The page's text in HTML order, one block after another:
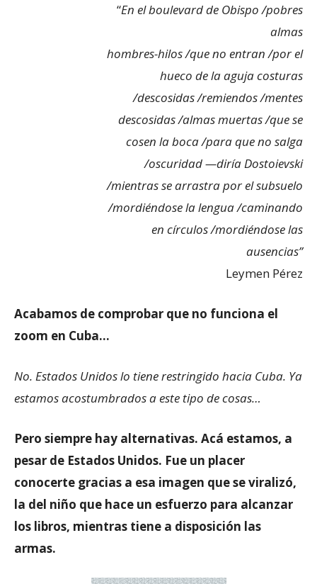
“En el boulevard de Obispo /pobres
almas
hombres-hilos /que no entran /por el
hueco de la aguja costuras
/descosidas /remiendos /mentes
descosidas /almas muertas /que se
cosen la boca /para que no salga
/oscuridad —diría Dostoievski
/mientras se arrastra por el subsuelo
/mordiéndose la lengua /caminando
en círculos /mordiéndose las
ausencias”
Leymen Pérez
Acabamos de comprobar que no funciona el
zoom en Cuba…
No. Estados Unidos lo tiene restringido hacia Cuba. Ya
estamos acostumbrados a este tipo de cosas…
Pero siempre hay alternativas. Acá estamos, a
pesar de Estados Unidos. Fue un placer
conocerte gracias a esa imagen que se viralizó,
la del niño que hace un esfuerzo para alcanzar
los libros, mientras tiene a disposición las
armas.